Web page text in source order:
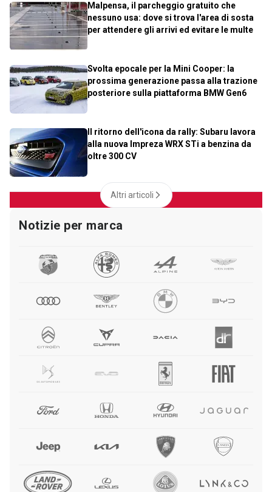
Malpensa, il parcheggio gratuito che
nessuno usa: dove si trova l'area di sosta
per attendere gli arrivi ed evitare le multe
Svolta epocale per la Mini Cooper: la
prossima generazione passa alla trazione
posteriore sulla piattaforma BMW Gen6
Il ritorno dell'icona da rally: Subaru lavora
alla nuova Impreza WRX STi a benzina da
oltre 300 CV
Altri articoli
Notizie per marca